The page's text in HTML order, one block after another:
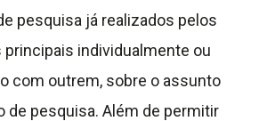
pesquisa já realizados pelos
individualmente ou
com outrem, sobre o assunto
de pesquisa. Além de permitir